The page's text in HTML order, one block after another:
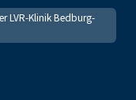
LVR-Klinik Bedburg-